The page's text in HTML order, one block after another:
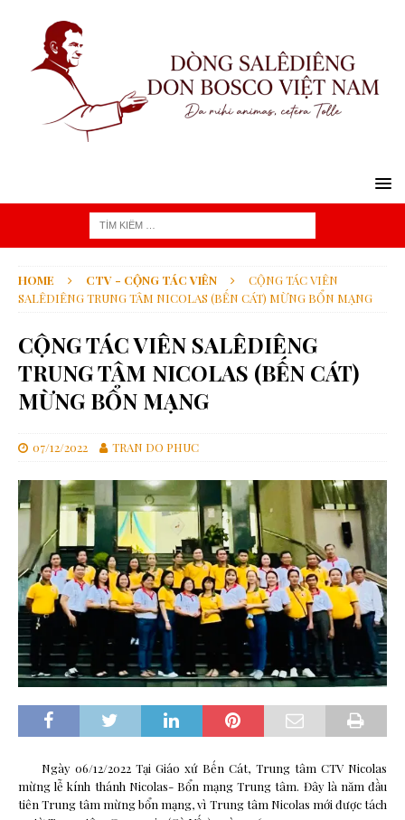
HOME CTV - CỘNG TÁC VIÊN
CỘNG TÁC VIÊN
SALÊDIÊNG TRUNG TÂM NICOLAS (BẾN CÁT) MỪNG BỔN MẠNG
CỘNG TÁC VIÊN SALÊDIÊNG
TRUNG TÂM NICOLAS (BẾN CÁT)
MỪNG BỔN MẠNG
07/12/2022 TRAN DO PHUC
Ngày 06/12/2022 Tại Giáo xứ Bến Cát, Trung tâm CTV Nicolas
mừng lễ kính thánh Nicolas- Bổn mạng Trung tâm. Đây là năm đầu
tiên Trung tâm mừng bổn mạng, vì Trung tâm Nicolas mới được tách